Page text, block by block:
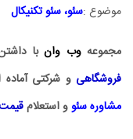
موضوع :سئو،سئو تکنیکال
مجموعهوب وان با
فروشگاهی و شرکتی
مشاوره سئوو استعلام